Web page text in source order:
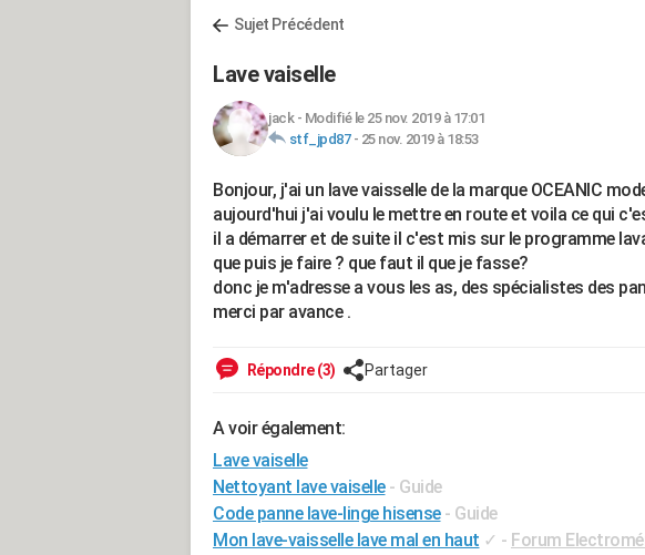
Sujet Précédent
Lave vaiselle
jack- Modifié le 25 nov. 2019 à 17:01
stf_jpd87- 25 nov. 2019 à 18:53
Bonjour, j'ai un lave vaisselle de la marque OCEANIC
aujourd'hui j'ai voulu le mettre en route et voila ce qui
il a démarrer et de suite il c'est mis sur le programme
que puis je faire ? que faut il que je fasse?
donc je m'adresse a vous les as, des spécialistes des
merci par avance .
Répondre (3) Partager
A voir également:
Lave vaiselle
Nettoyant lave vaiselle - Guide
Code panne lave-linge hisense - Guide
Mon lave-vaisselle lave mal en haut ✓ - Forum